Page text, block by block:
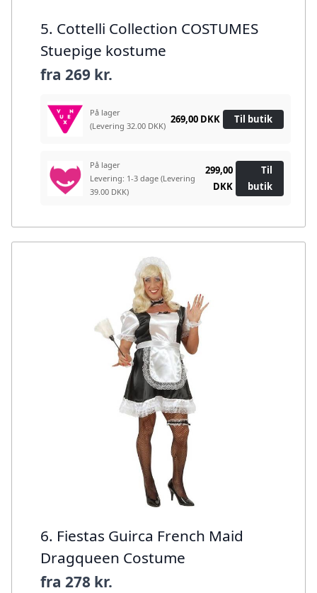
5. Cottelli Collection COSTUMES
Stuepige kostume
fra 269 kr.
På lager
(Levering 32.00 DKK)
269,00 DKK Til butik
På lager
Levering: 1-3 dage (Levering
39.00 DKK)
299,00
DKK
Til
butik
6. Fiestas Guirca French Maid
Dragqueen Costume
fra 278 kr.